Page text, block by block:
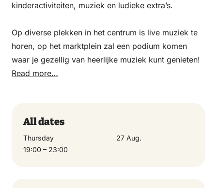
kinderactiviteiten, muziek en ludieke extra’s.
Op diverse plekken in het centrum is live muziek te
horen, op het marktplein zal een podium komen
waar je gezellig van heerlijke muziek kunt genieten!
Read more…
All dates
Thursday
27 Aug.
19:00 – 23:00